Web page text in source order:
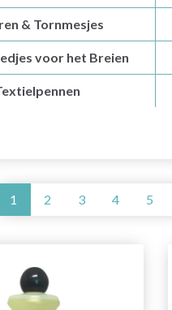
& Tornmesjes
voor het Breien
1 2 3 4 5